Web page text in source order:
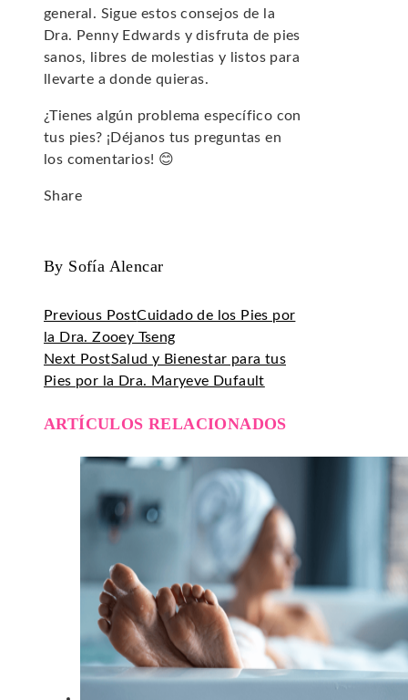
general. Sigue estos consejos de la
Dra. Penny Edwards y disfruta de pies
sanos, libres de molestias y listos para
llevarte a donde quieras.
¿Tienes algún problema específico con
tus pies? ¡Déjanos tus preguntas en
los comentarios! 😊
Share
By Sofía Alencar
Previous PostCuidado de los Pies por
la Dra. Zooey Tseng
Next PostSalud y Bienestar para tus
Pies por la Dra. Maryeve Dufault
ARTÍCULOS RELACIONADOS